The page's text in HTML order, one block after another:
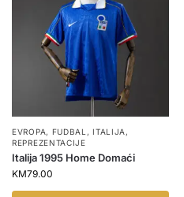
EVROPA, FUDBAL ,ITALIJA ,
REPREZENTACIJE
Italija 1995 Home Domaći
KM79.00